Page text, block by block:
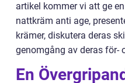
artikel kommer vi att ge
nattkräm anti age,
krämer, diskutera deras
genomgång av deras för-
En